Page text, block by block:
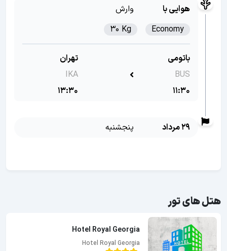
هوایی با
وارش
Economy
30 Kg
باتومی
BUS
11:30
تهران
IKA
13:30
29 مرداد پنجشنبه
هتل های تور
Hotel Royal Georgia
Hotel Royal Georgia